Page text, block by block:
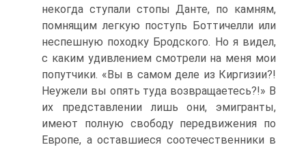
некогда ступали стопы Данте, по камням,
помнящим легкую поступь Боттичелли или
неспешную походку Бродского. Но я видел,
с каким удивлением смотрели на меня мои
попутчики. «Вы в самом деле из Киргизии?!
Неужели вы опять туда возвращаетесь?!» В
их представлении лишь они, эмигранты,
имеют полную свободу передвижения по
Европе, а оставшиеся соотечественники в